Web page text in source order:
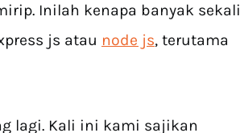
Inilah kenapa banyak sekali
js atau node js, terutama
lagi. Kali ini kami sajikan